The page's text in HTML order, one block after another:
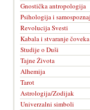
Gnostička antropologija
Psihologija i
Revolucija Svesti
Kabala i stvaranje čoveka
Studije o Duši
Tajne Života
Alhemija
Tarot
Astrologija/Zodijak
Univerzalni simboli